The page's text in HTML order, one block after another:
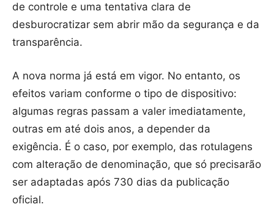
de controle e uma tentativa clara de
desburocratizar sem abrir mão da segurança e da
transparência.
A nova norma já está em vigor. No entanto, os
efeitos variam conforme o tipo de dispositivo:
algumas regras passam a valer imediatamente,
outras em até dois anos, a depender da
exigência. É o caso, por exemplo, das rotulagens
com alteração de denominação, que só precisarão
ser adaptadas após 730 dias da publicação
oficial.